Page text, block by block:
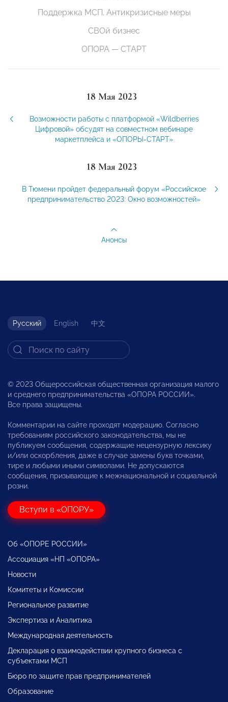
Поддержка МСП. Антикризисные меры
СВОй бизнес
ОПОРА — СТАРТ
18 Мая 2023
Возможности работы с платформой «Wildberries
Цифровой» обсудят на совместном вебинаре
маркетплейса и «ОПОРЫ-СТАРТ»
18 Мая 2023
В Тюмени пройдет федеральный форум «Российское
предпринимательство 2023: Окно возможностей»
Анонсы
Русский English 中文
© 2023 Общероссийская общественная организация малого
и среднего предпринимательства «ОПОРА РОССИИ».
Все права защищены.
Комментарии на сайте проходят модерацию. Согласно
требованиям российского законодательства, мы не
публикуем сообщения, содержащие нецензурную лексику
и/или оскорбления, даже в случае замены букв точками,
тире и любыми иными символами. Не допускаются
сообщения, призывающие к межнациональной и социальной
розни.
Вступи в «ОПОРУ»
Об «ОПОРЕ РОССИИ»
Ассоциация «НП «ОПОРА»
Новости
Комитеты и Комиссии
Региональное развитие
Экспертиза и Аналитика
Международная деятельность
Декларация о взаимодействии крупного бизнеса с
субъектами МСП
Бюро по защите прав предпринимателей
Образование